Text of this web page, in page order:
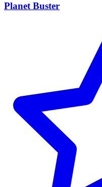
Planet Buster